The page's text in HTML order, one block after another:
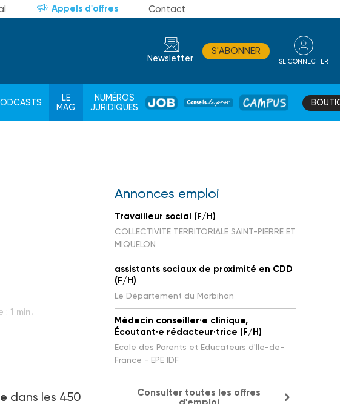
Appels d'offres Contact
Newsletter
S'ABONNER
SE CONNECTER
LE
MAG
NUMÉROS
JURIDIQUES
JOB
DE
CAMPUS
: 1 min.
dans les 450
Annonces emploi
Travailleur social (F/H)
COLLECTIVITE TERRITORIALE SAINT-PIERRE ET
MIQUELON
assistants sociaux de proximité en CDD
(F/H)
Le Département du Morbihan
Médecin conseiller·e clinique,
Écoutant·e rédacteur·trice (F/H)
Ecole des Parents et Educateurs d'Ile-de-
France - EPE IDF
Consulter toutes les offres